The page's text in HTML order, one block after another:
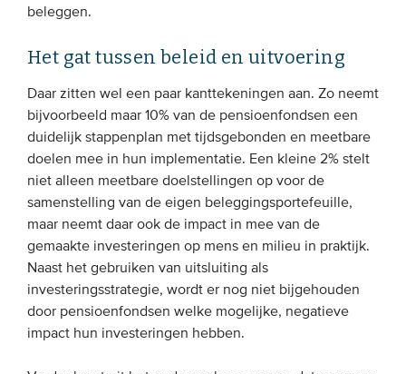
beleggen.
Het gat tussen beleid en uitvoering
Daar zitten wel een paar kanttekeningen aan. Zo neemt
bijvoorbeeld maar 10% van de pensioenfondsen een
duidelijk stappenplan met tijdsgebonden en meetbare
doelen mee in hun implementatie. Een kleine 2% stelt
niet alleen meetbare doelstellingen op voor de
samenstelling van de eigen beleggingsportefeuille,
maar neemt daar ook de impact in mee van de
gemaakte investeringen op mens en milieu in praktijk.
Naast het gebruiken van uitsluiting als
investeringsstrategie, wordt er nog niet bijgehouden
door pensioenfondsen welke mogelijke, negatieve
impact hun investeringen hebben.